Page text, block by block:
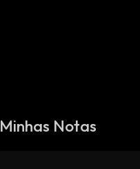
Minhas Notas